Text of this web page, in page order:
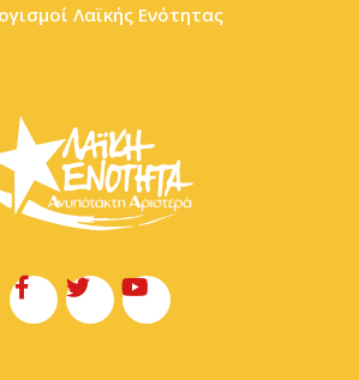
Λαϊκής Ενότητας